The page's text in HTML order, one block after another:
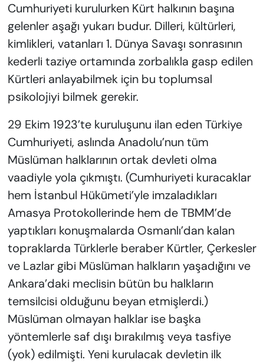
Cumhuriyeti kurulurken Kürt halkının başına
gelenler aşağı yukarı budur. Dilleri, kültürleri,
kimlikleri, vatanları 1. Dünya Savaşı sonrasının
kederli taziye ortamında zorbalıkla gasp edilen
Kürtleri anlayabilmek için bu toplumsal
psikolojiyi bilmek gerekir.
29 Ekim 1923’te kuruluşunu ilan eden Türkiye
Cumhuriyeti, aslında Anadolu’nun tüm
Müslüman halklarının ortak devleti olma
vaadiyle yola çıkmıştı. (Cumhuriyeti kuracaklar
hem İstanbul Hükümeti’yle imzaladıkları
Amasya Protokollerinde hem de TBMM’de
yaptıkları konuşmalarda Osmanlı’dan kalan
topraklarda Türklerle beraber Kürtler, Çerkesler
ve Lazlar gibi Müslüman halkların yaşadığını ve
Ankara’daki meclisin bütün bu halkların
temsilcisi olduğunu beyan etmişlerdi.)
Müslüman olmayan halklar ise başka
yöntemlerle saf dışı bırakılmış veya tasfiye
(yok) edilmişti. Yeni kurulacak devletin ilk